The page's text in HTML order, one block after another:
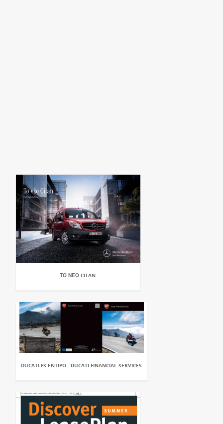
ΤΟ ΝΈΟ CITAN.
DUCATI FS ENTIPO - DUCATI FINANCIAL SERVICES